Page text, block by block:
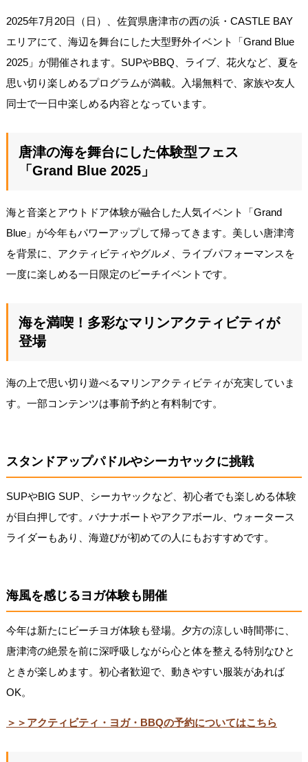
2025年7月20日（日）、佐賀県唐津市の西の浜・CASTLE BAY
エリアにて、海辺を舞台にした大型野外イベント「Grand Blue
2025」が開催されます。SUPやBBQ、ライブ、花火など、夏を
思い切り楽しめるプログラムが満載。入場無料で、家族や友人
同士で一日中楽しめる内容となっています。
唐津の海を舞台にした体験型フェス
「Grand Blue 2025」
海と音楽とアウトドア体験が融合した人気イベント「Grand
Blue」が今年もパワーアップして帰ってきます。美しい唐津湾
を背景に、アクティビティやグルメ、ライブパフォーマンスを
一度に楽しめる一日限定のビーチイベントです。
海を満喫！多彩なマリンアクティビティが
登場
海の上で思い切り遊べるマリンアクティビティが充実していま
す。一部コンテンツは事前予約と有料制です。
スタンドアップパドルやシーカヤックに挑戦
SUPやBIG SUP、シーカヤックなど、初心者でも楽しめる体験
が目白押しです。バナナボートやアクアボール、ウォータース
ライダーもあり、海遊びが初めての人にもおすすめです。
海風を感じるヨガ体験も開催
今年は新たにビーチヨガ体験も登場。夕方の涼しい時間帯に、
唐津湾の絶景を前に深呼吸しながら心と体を整える特別なひと
ときが楽しめます。初心者歓迎で、動きやすい服装があれば
OK。
＞＞アクティビティ・ヨガ・BBQの予約についてはこちら